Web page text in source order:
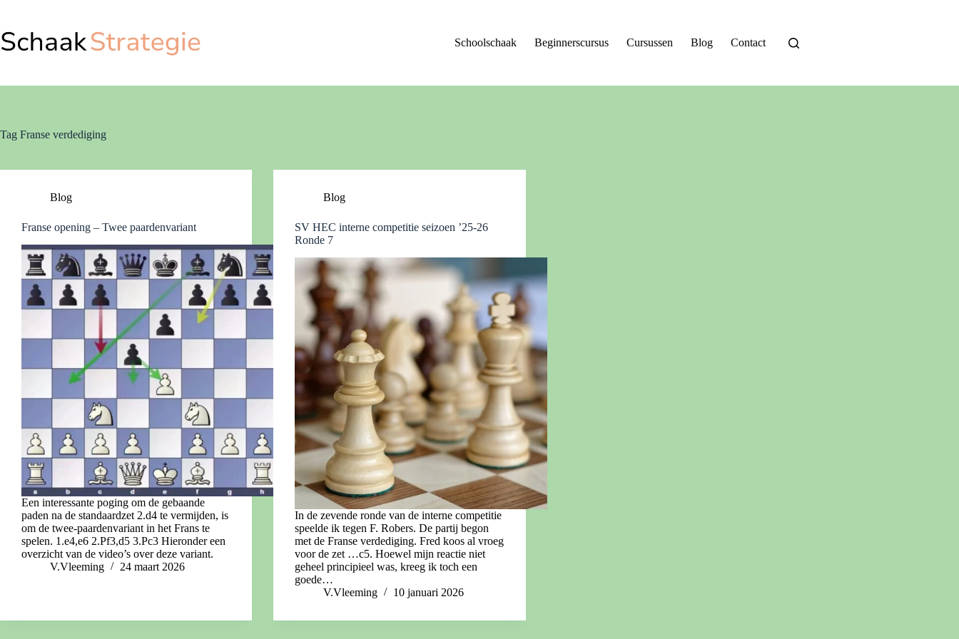
de
inhoud
Schoolschaak Beginnerscursus Cursussen Blog Contact
Tag Franse verdediging
Blog
Franse opening – Twee paardenvariant
Een interessante poging om de gebaande
paden na de standaardzet 2.d4 te vermijden, is
om de twee-paardenvariant in het Frans te
spelen. 1.e4,e6 2.Pf3,d5 3.Pc3 Hieronder een
overzicht van de video’s over deze variant.
V.Vleeming
24 maart 2026
Blog
SV HEC interne competitie seizoen ’25-26
Ronde 7
In de zevende ronde van de interne competitie
speelde ik tegen F. Robers. De partij begon
met de Franse verdediging. Fred koos al vroeg
voor de zet …c5. Hoewel mijn reactie niet
geheel principieel was, kreeg ik toch een
goede…
V.Vleeming
10 januari 2026